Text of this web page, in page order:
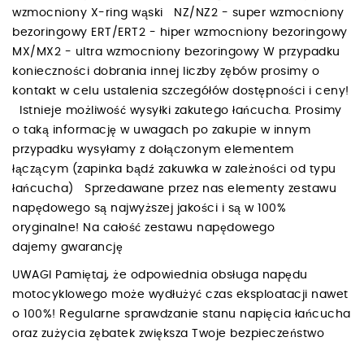
wzmocniony X-ring wąski NZ/NZ2 - super wzmocniony
bezoringowy ERT/ERT2 - hiper wzmocniony bezoringowy
MX/MX2 - ultra wzmocniony bezoringowy W przypadku
konieczności dobrania innej liczby zębów prosimy o
kontakt w celu ustalenia szczegółów dostępności i ceny!
Istnieje możliwość wysyłki zakutego łańcucha. Prosimy
o taką informację w uwagach po zakupie w innym
przypadku wysyłamy z dołączonym elementem
łączącym (zapinka bądź zakuwka w zależności od typu
łańcucha) Sprzedawane przez nas elementy zestawu
napędowego są najwyższej jakości i są w 100%
oryginalne! Na całość zestawu napędowego
dajemy gwarancję
UWAGI Pamiętaj, że odpowiednia obsługa napędu
motocyklowego może wydłużyć czas eksploatacji nawet
o 100%! Regularne sprawdzanie stanu napięcia łańcucha
oraz zużycia zębatek zwiększa Twoje bezpieczeństwo